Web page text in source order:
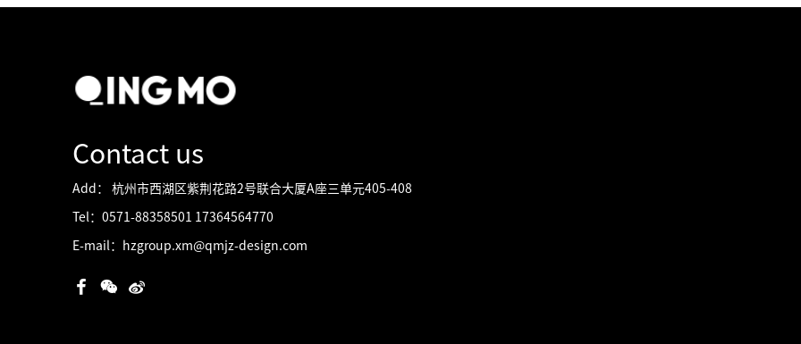
Contact us
Add： 杭州市西湖区紫荆花路2号联合大厦A座三单元405-408
Tel：0571-88358501 17364564770
E-mail：hzgroup.xm@qmjz-design.com